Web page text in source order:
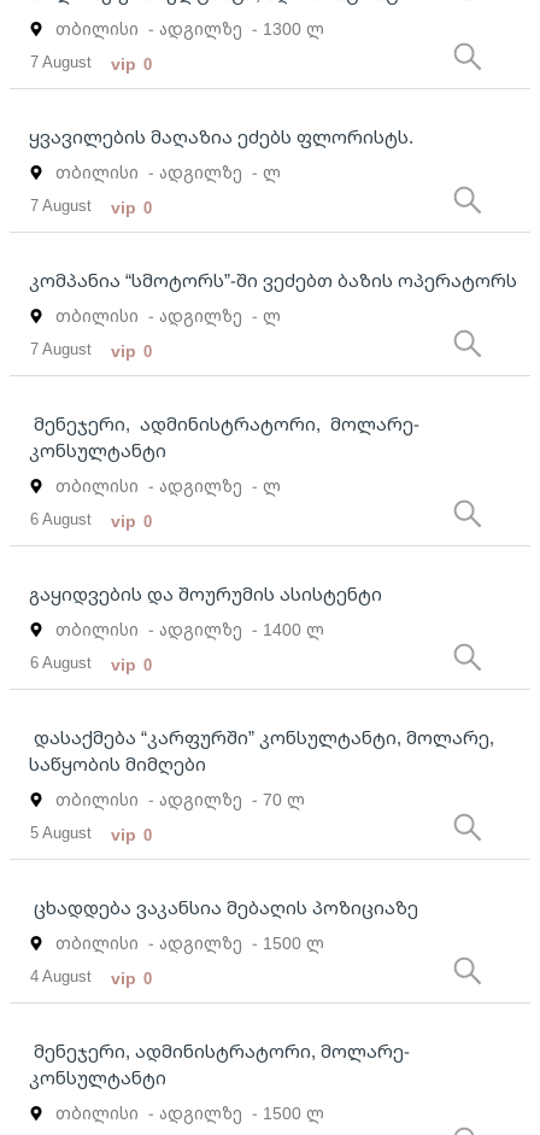
თბილისი - ადგილზე - 1300 ლ
7 August vip 0
ყვავილების მაღაზია ეძებს ფლორისტს.
თბილისი - ადგილზე - ლ
7 August vip 0
კომპანია “სმოტორს”-ში ვეძებთ ბაზის ოპერატორს
თბილისი - ადგილზე - ლ
7 August vip 0
მენეჯერი, ადმინისტრატორი, მოლარე-
კონსულტანტი
თბილისი - ადგილზე - ლ
6 August vip 0
გაყიდვების და შოურუმის ასისტენტი
თბილისი - ადგილზე - 1400 ლ
6 August vip 0
დასაქმება “კარფურში” კონსულტანტი, მოლარე,
საწყობის მიმღები
თბილისი - ადგილზე - 70 ლ
5 August vip 0
ცხადდება ვაკანსია მებაღის პოზიციაზე
თბილისი - ადგილზე - 1500 ლ
4 August vip 0
მენეჯერი, ადმინისტრატორი, მოლარე-
კონსულტანტი
თბილისი - ადგილზე - 1500 ლ